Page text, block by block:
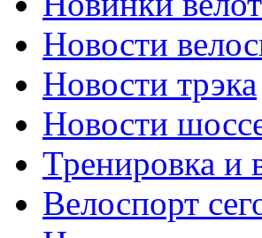
Новости
Новости трэка
Новости
Тренировка и
Велоспорт